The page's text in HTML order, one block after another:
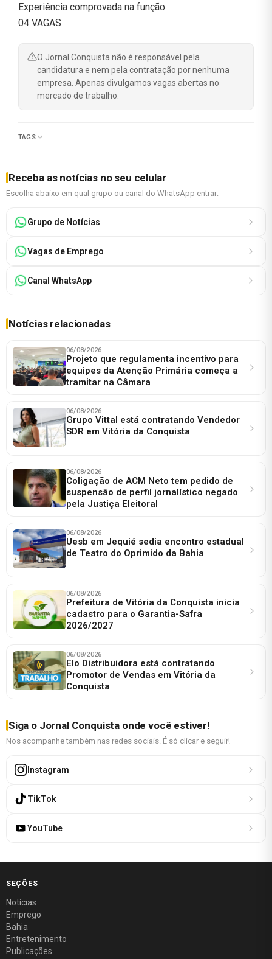
Experiência comprovada na função
04 VAGAS
O Jornal Conquista não é responsável pela
candidatura e nem pela contratação por nenhuma
empresa. Apenas divulgamos vagas abertas no
mercado de trabalho.
TAGS
Receba as notícias no seu celular
Escolha abaixo em qual grupo ou canal do WhatsApp entrar:
Grupo de Notícias
Vagas de Emprego
Canal WhatsApp
Notícias relacionadas
06/08/2026
Projeto que regulamenta incentivo para
equipes da Atenção Primária começa a
tramitar na Câmara
06/08/2026
Grupo Vittal está contratando Vendedor
SDR em Vitória da Conquista
06/08/2026
Coligação de ACM Neto tem pedido de
suspensão de perfil jornalístico negado
pela Justiça Eleitoral
06/08/2026
Uesb em Jequié sedia encontro estadual
de Teatro do Oprimido da Bahia
06/08/2026
Prefeitura de Vitória da Conquista inicia
cadastro para o Garantia-Safra
2026/2027
06/08/2026
Elo Distribuidora está contratando
Promotor de Vendas em Vitória da
Conquista
Siga o Jornal Conquista onde você estiver!
Nos acompanhe também nas redes sociais. É só clicar e seguir!
Instagram
TikTok
YouTube
SEÇÕES
Notícias
Emprego
Bahia
Entretenimento
Publicações